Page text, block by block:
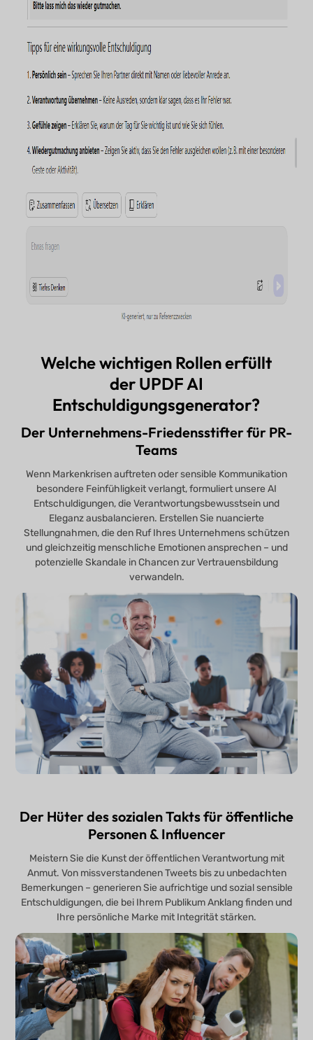
Welche wichtigen Rollen erfüllt
der UPDF AI
Entschuldigungsgenerator?
Der Unternehmens-Friedensstifter für PR-
Teams
Wenn Markenkrisen auftreten oder sensible Kommunikation
besondere Feinfühligkeit verlangt, formuliert unsere AI
Entschuldigungen, die Verantwortungsbewusstsein und
Eleganz ausbalancieren. Erstellen Sie nuancierte
Stellungnahmen, die den Ruf Ihres Unternehmens schützen
und gleichzeitig menschliche Emotionen ansprechen – und
potenzielle Skandale in Chancen zur Vertrauensbildung
verwandeln.
Der Hüter des sozialen Takts für öffentliche
Personen & Influencer
Meistern Sie die Kunst der öffentlichen Verantwortung mit
Anmut. Von missverstandenen Tweets bis zu unbedachten
Bemerkungen – generieren Sie aufrichtige und sozial sensible
Entschuldigungen, die bei Ihrem Publikum Anklang finden und
Ihre persönliche Marke mit Integrität stärken.